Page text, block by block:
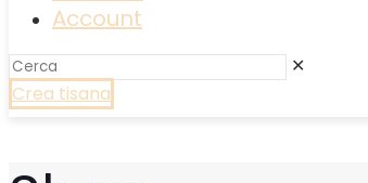
Account
✕
Crea tisana